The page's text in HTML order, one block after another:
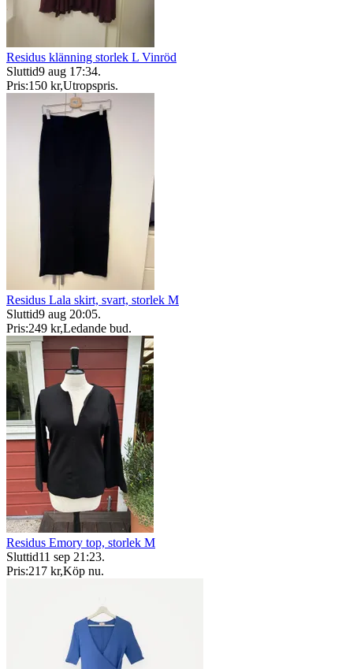
Residus klänning storlek L Vinröd
Sluttid9 aug 17:34.
Pris:150 kr,Utropspris.
Residus Lala skirt, svart, storlek M
Sluttid9 aug 20:05.
Pris:249 kr,Ledande bud.
Residus Emory top, storlek M
Sluttid11 sep 21:23.
Pris:217 kr,Köp nu.